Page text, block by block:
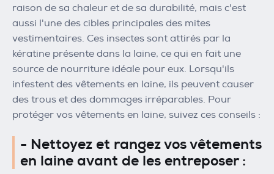
raison de sa chaleur et de sa durabilité, mais c'est
aussi l'une des cibles principales des mites
vestimentaires. Ces insectes sont attirés par la
kératine présente dans la laine, ce qui en fait une
source de nourriture idéale pour eux. Lorsqu'ils
infestent des vêtements en laine, ils peuvent causer
des trous et des dommages irréparables. Pour
protéger vos vêtements en laine, suivez ces conseils :
- Nettoyez et rangez vos vêtements
en laine avant de les entreposer :